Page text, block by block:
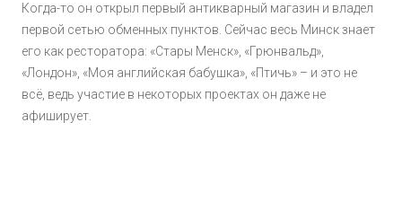
Когда-то он открыл первый антикварный магазин и владел
первой сетью обменных пунктов. Сейчас весь Минск знает
его как ресторатора: «Стары Менск», «Грюнвальд»,
«Лондон», «Моя английская бабушка», «Птичь» – и это не
всё, ведь участие в некоторых проектах он даже не
афиширует.